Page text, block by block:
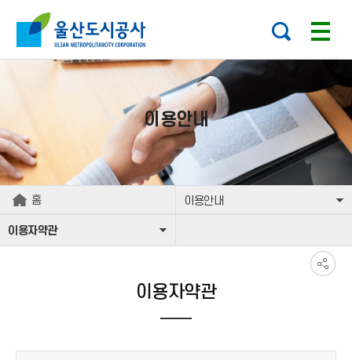
본문으로가기
주요 메뉴로 건너뛰기
이용안내
홈 이용안내
이용자약관
이용자약관